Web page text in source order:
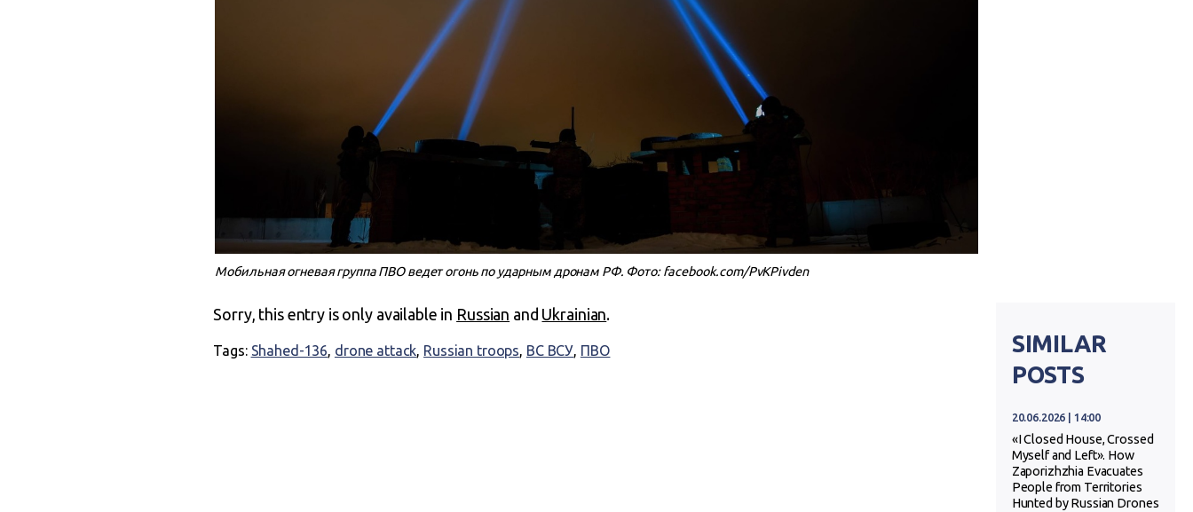
Мобильная огневая группа ПВО ведет огонь по ударным дронам РФ. Фото: facebook.com/PvKPivden
Sorry, this entry is only available in Russian and Ukrainian.
Tags: Shahed-136, drone attack, Russian troops, ВС ВСУ, ПВО
SIMILAR
POSTS
20.06.2026 | 14:00
«I Closed House, Crossed
Myself and Left». How
Zaporizhzhia Evacuates
People from Territories
Hunted by Russian Drones